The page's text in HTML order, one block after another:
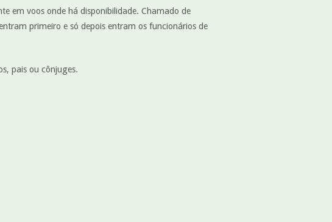
em voos onde há disponibilidade. Chamado de
primeiro e só depois entram os funcionários de
pais ou cônjuges.